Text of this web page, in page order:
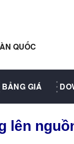
QUỐC
BẢNG GIÁ
lên